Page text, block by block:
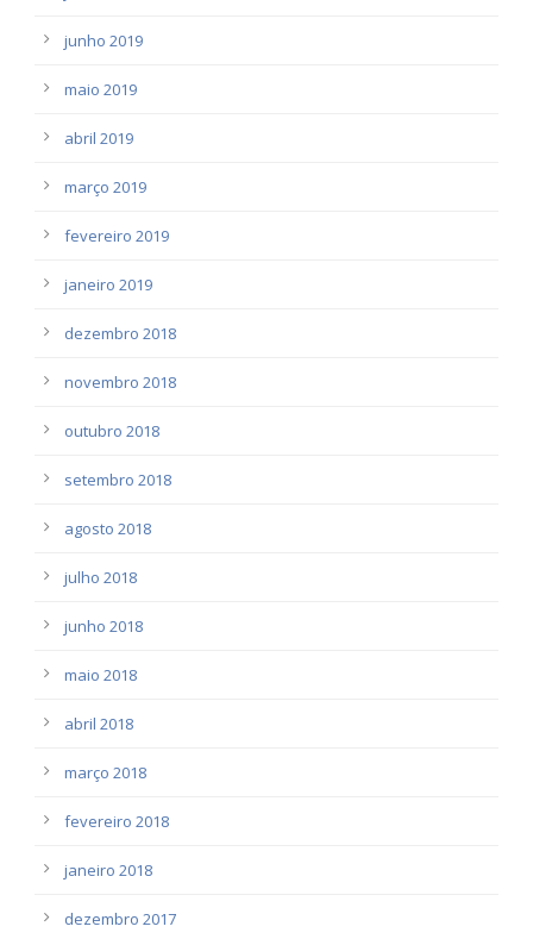
junho 2019
maio 2019
abril 2019
março 2019
fevereiro 2019
janeiro 2019
dezembro 2018
novembro 2018
outubro 2018
setembro 2018
agosto 2018
julho 2018
junho 2018
maio 2018
abril 2018
março 2018
fevereiro 2018
janeiro 2018
dezembro 2017